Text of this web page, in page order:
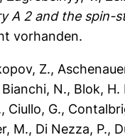
A 2 and the spin-
vorhanden.
Z.,
Bianchi, N., Blok, H.
, Ciullo, G.,
M., Di Nezza, P.,